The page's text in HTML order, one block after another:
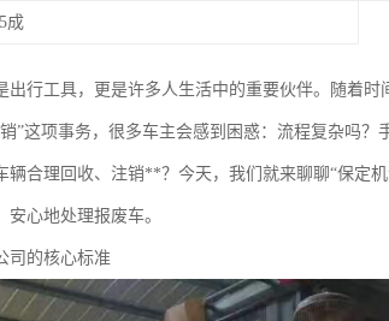
5成
出行工具，更是许多人生活中的重要伙伴。随着
”这项事务，很多车主会感到困惑：流程复杂吗
辆合理回收、注销**？今天，我们就来聊聊“保定
心地处理报废车。
司的核心标准